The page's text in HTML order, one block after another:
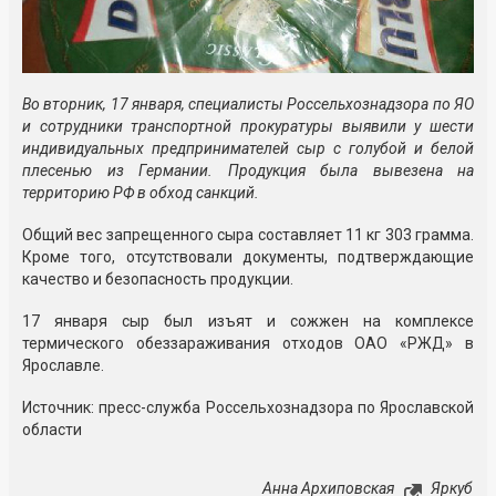
Во вторник, 17 января, специалисты Россельхознадзора по ЯО
и сотрудники транспортной прокуратуры выявили у шести
индивидуальных предпринимателей сыр с голубой и белой
плесенью из Германии. Продукция была вывезена на
территорию РФ в обход санкций.
Общий вес запрещенного сыра составляет 11 кг 303 грамма.
Кроме того, отсутствовали документы, подтверждающие
качество и безопасность продукции.
17 января сыр был изъят и сожжен на комплексе
термического обеззараживания отходов ОАО «РЖД» в
Ярославле.
Источник: пресс-служба Россельхознадзора по Ярославской
области
Анна Архиповская Яркуб